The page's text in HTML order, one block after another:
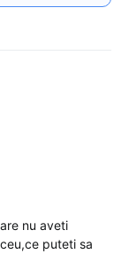
nu aveti
puteti sa